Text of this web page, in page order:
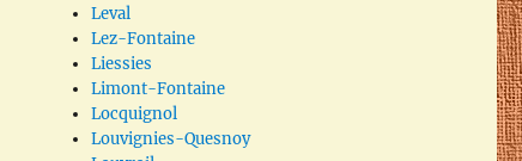
Leval
Lez-Fontaine
Liessies
Limont-Fontaine
Locquignol
Louvignies-Quesnoy